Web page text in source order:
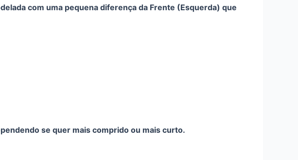
com uma pequena diferença da Frente (Esquerda) que
se quer mais comprido ou mais curto.